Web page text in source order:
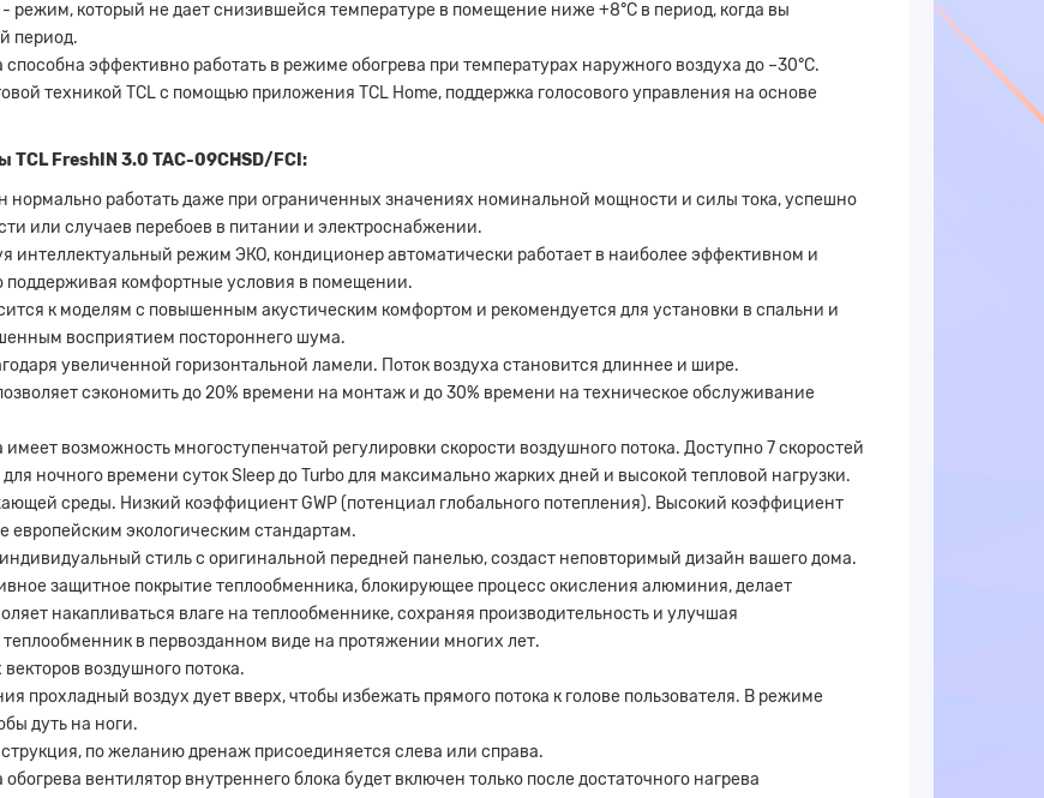
- режим, который не дает снизившейся температуре в помещение ниже +8°C в период, когда вы
период.
эффективно работать в режиме обогрева при температурах наружного воздуха до –30°С.
техникой TCL с помощью приложения TCL Home, поддержка голосового управления на основе
FreshIN 3.0 TAC-09CHSD/FCI:
нормально работать даже при ограниченных значениях номинальной мощности и силы тока, успешно
или случаев перебоев в питании и электроснабжении.
интеллектуальный режим ЭКО, кондиционер автоматически работает в наиболее эффективном и
комфортные условия в помещении.
к моделям с повышенным акустическим комфортом и рекомендуется для установки в спальни и
восприятием постороннего шума.
увеличенной горизонтальной ламели. Поток воздуха становится длиннее и шире.
сэкономить до 20% времени на монтаж и до 30% времени на техническое обслуживание
возможность многоступенчатой ​​регулировки скорости воздушного потока. Доступно 7 скоростей
ночного времени суток Sleep до Turbo для максимально жарких дней и высокой тепловой нагрузки.
среды. Низкий коэффициент GWP (потенциал глобального потепления). Высокий коэффициент
европейским экологическим стандартам.
стиль с оригинальной передней панелью, создаст неповторимый дизайн вашего дома.
защитное покрытие теплообменника, блокирующее процесс окисления алюминия, делает
накапливаться влаге на теплообменнике, сохраняя производительность и улучшая
в первозданном виде на протяжении многих лет.
воздушного потока.
прохладный воздух дует вверх, чтобы избежать прямого потока к голове пользователя. В режиме
дуть на ноги.
по желанию дренаж присоединяется слева или справа.
вентилятор внутреннего блока будет включен только после достаточного нагрева